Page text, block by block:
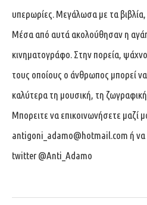
υπερωρίες. Μεγάλωσα με τα
Μέσα από αυτά ακολούθησαν η
κινηματογράφο. Στην πορεία,
τους οποίους ο άνθρωπος μπορεί
καλύτερα τη μουσική, τη
Μπορειτε να επικοινωνήσετε μαζί
antigoni_adamo@hotmail.com ή
twitter @Anti_Adamo